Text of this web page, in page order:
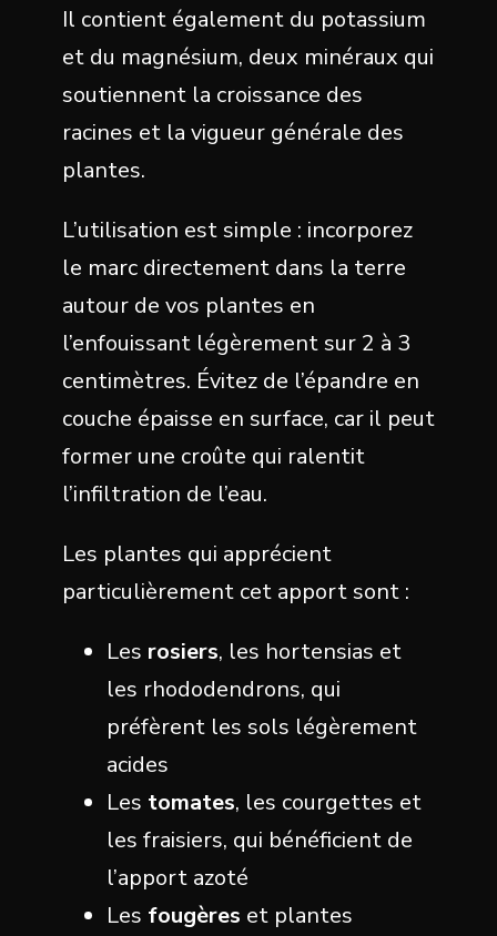
Il contient également du potassium
et du magnésium, deux minéraux qui
soutiennent la croissance des
racines et la vigueur générale des
plantes.
L’utilisation est simple : incorporez
le marc directement dans la terre
autour de vos plantes en
l’enfouissant légèrement sur 2 à 3
centimètres. Évitez de l’épandre en
couche épaisse en surface, car il peut
former une croûte qui ralentit
l’infiltration de l’eau.
Les plantes qui apprécient
particulièrement cet apport sont :
Les rosiers, les hortensias et
les rhododendrons, qui
préfèrent les sols légèrement
acides
Les tomates, les courgettes et
les fraisiers, qui bénéficient de
l’apport azoté
Les fougères et plantes